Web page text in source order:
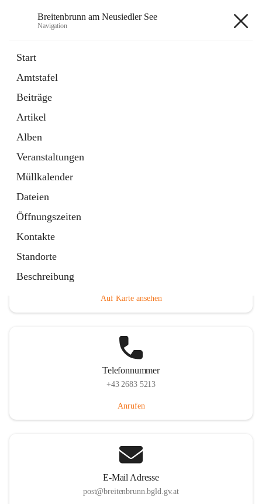
Breitenbrunn am Neusiedler See
Navigation
Start
Amtstafel
Beiträge
Artikel
Alben
Veranstaltungen
Müllkalender
Dateien
Öffnungszeiten
Kontakte
Standorte
Beschreibung
18 Schnellzugriffe
Gemeindeservice
Auf Karte ansehen
Telefonnummer
+43 2683 5213
Anrufen
E-Mail Adresse
post@breitenbrunn.bgld.gv.at